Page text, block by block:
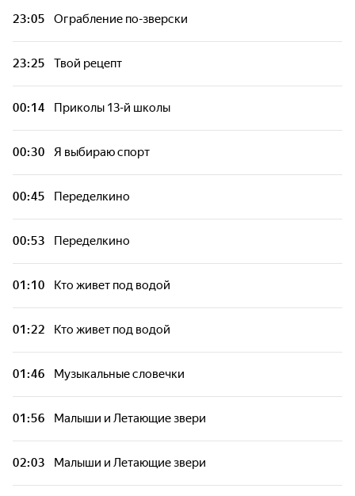
23:05 Ограбление по-зверски
23:25 Твой рецепт
00:14 Приколы 13-й школы
00:30 Я выбираю спорт
00:45 Переделкино
00:53 Переделкино
01:10 Кто живет под водой
01:22 Кто живет под водой
01:46 Музыкальные словечки
01:56 Малыши и Летающие звери
02:03 Малыши и Летающие звери